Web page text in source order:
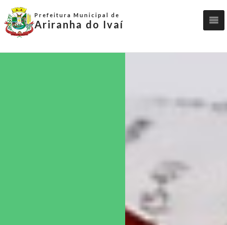
Prefeitura Municipal de
Ariranha do Ivaí